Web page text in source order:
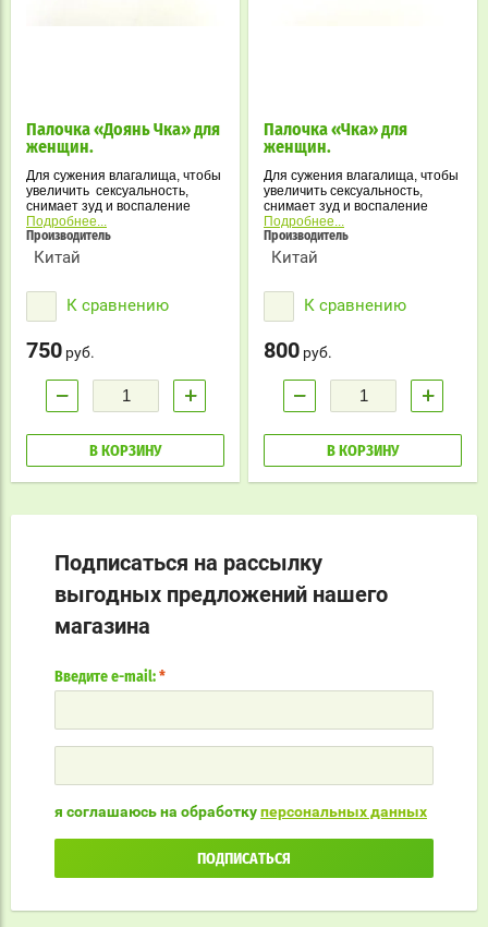
Палочка «Доянь Чка» для
женщин.
Для сужения влагалища, чтобы
увеличить сексуальность,
снимает зуд и воспаление
вульвы.
Подробнее...
Производитель
Китай
К сравнению
750 руб.
− +
В КОРЗИНУ
Палочка «Чка» для
женщин.
Для сужения влагалища, чтобы
увеличить сексуальность,
снимает зуд и воспаление
вульвы, повышает либидо.
Подробнее...
Производитель
Китай
К сравнению
800 руб.
− +
В КОРЗИНУ
Подписаться на рассылку
выгодных предложений нашего
магазина
Введите e-mail: *
я соглашаюсь на обработкуперсональных данных
ПОДПИСАТЬСЯ